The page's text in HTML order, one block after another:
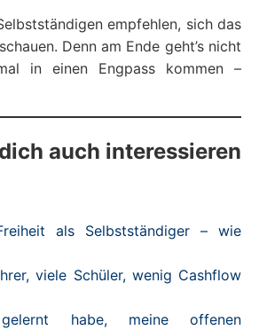
empfehlen, sich das
Denn am Ende geht’s nicht
in einen Engpass kommen –
auch interessieren
als Selbstständiger – wie
viele Schüler, wenig Cashflow
habe, meine offenen